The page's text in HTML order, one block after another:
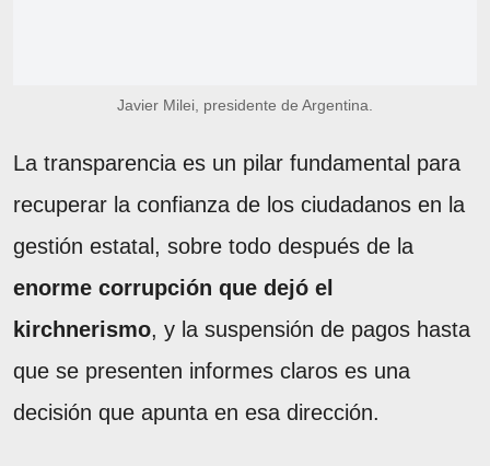
Javier Milei, presidente de Argentina.
La transparencia es un pilar fundamental para
recuperar la confianza de los ciudadanos en la
gestión estatal, sobre todo después de la
enorme corrupción que dejó el
kirchnerismo, y la suspensión de pagos hasta
que se presenten informes claros es una
decisión que apunta en esa dirección.